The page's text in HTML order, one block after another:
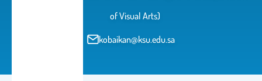
of Visual Arts)
kobaikan@ksu.edu.sa